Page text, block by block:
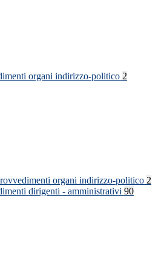
organi indirizzo-politico 2
organi indirizzo-politico 2
dirigenti - amministrativi 90